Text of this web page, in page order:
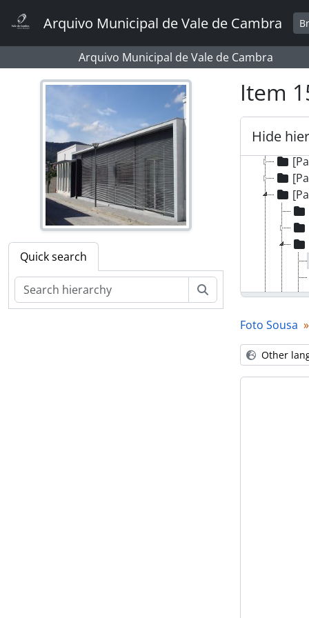
Arquivo Municipal de Vale de Cambra
Arquivo Municipal de Vale de Cambra
Quick search
Search
Item
Hide
Foto Sousa
Other